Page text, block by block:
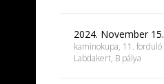
2024. November 15.
kaminokupa, 11. forduló
Labdakert, B pálya